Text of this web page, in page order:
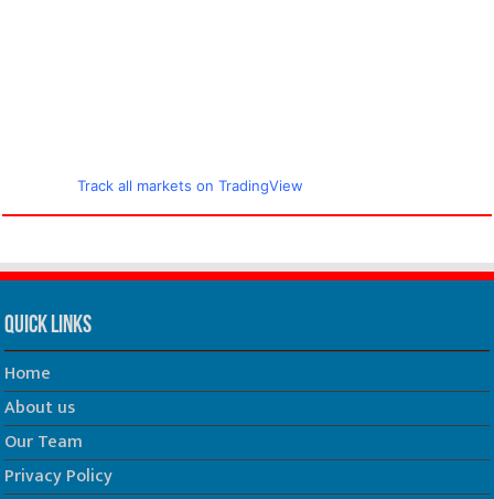
Track all markets on TradingView
Quick Links
Home
About us
Our Team
Privacy Policy